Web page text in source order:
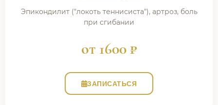
Эпикондилит ("локоть теннисиста"), артроз, боль
при сгибании
от 1600 ₽
ЗАПИСАТЬСЯ